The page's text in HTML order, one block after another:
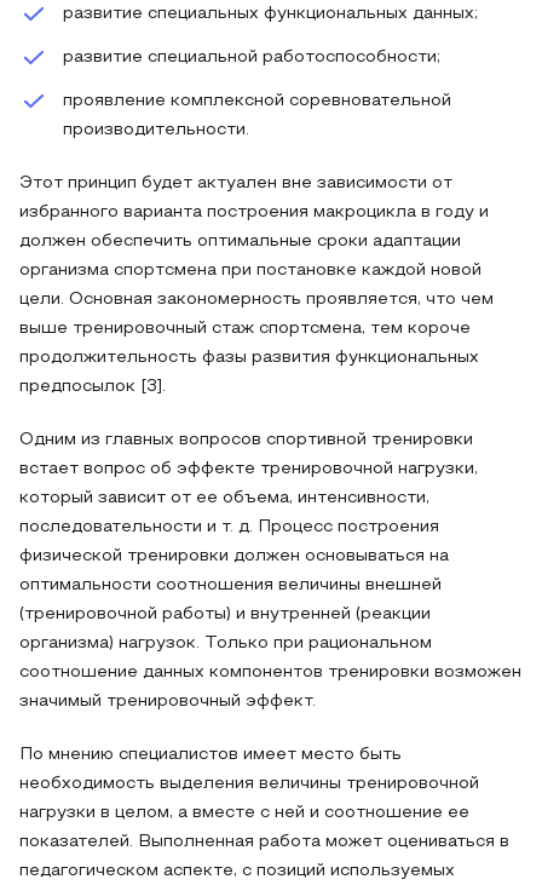
развитие специальных функциональных данных;
развитие специальной работоспособности;
проявление комплексной соревновательной
производительности.
Этот принцип будет актуален вне зависимости от
избранного варианта построения макроцикла в году и
должен обеспечить оптимальные сроки адаптации
организма спортсмена при постановке каждой новой
цели. Основная закономерность проявляется, что чем
выше тренировочный стаж спортсмена, тем короче
продолжительность фазы развития функциональных
предпосылок [3].
Одним из главных вопросов спортивной тренировки
встает вопрос об эффекте тренировочной нагрузки,
который зависит от ее объема, интенсивности,
последовательности и т. д. Процесс построения
физической тренировки должен основываться на
оптимальности соотношения величины внешней
(тренировочной работы) и внутренней (реакции
организма) нагрузок. Только при рациональном
соотношение данных компонентов тренировки возможен
значимый тренировочный эффект.
По мнению специалистов имеет место быть
необходимость выделения величины тренировочной
нагрузки в целом, а вместе с ней и соотношение ее
показателей. Выполненная работа может оцениваться в
педагогическом аспекте, с позиций используемых